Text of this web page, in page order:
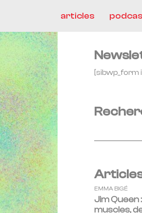
articles
[sibwp_form
EMMA BIGÉ
Jim Queen
muscles,